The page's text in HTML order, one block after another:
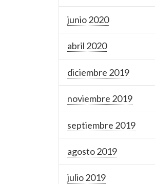
junio 2020
abril 2020
diciembre 2019
noviembre 2019
septiembre 2019
agosto 2019
julio 2019